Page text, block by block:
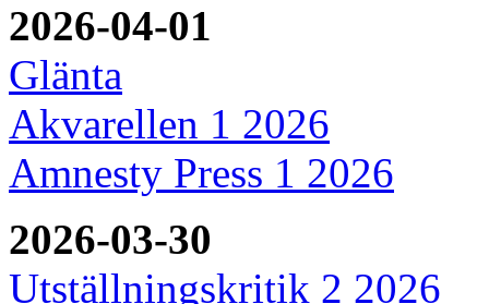
2026-04-01
Glänta
Akvarellen 1 2026
Amnesty Press 1 2026
2026-03-30
Utställningskritik 2 2026